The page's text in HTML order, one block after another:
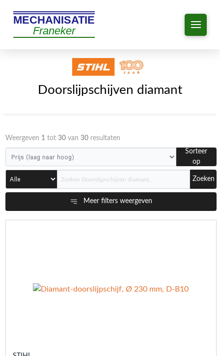
MECHANISATIE
Franeker
Doorslijpschijven diamant
Weergeven 1tot 30van 30resultaten
Sorteer
op
Zoeken
Meer filters weergeven